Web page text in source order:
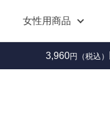
女性用商品
3,960円（税込）